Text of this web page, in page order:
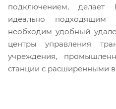
подключением, делает
идеально
необходим удобный
центры управления
учреждения,
станции с расширенными